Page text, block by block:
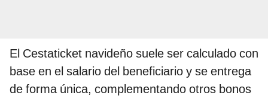
El Cestaticket navideño suele ser calculado con
base en el salario del beneficiario y se entrega
de forma única, complementando otros bonos